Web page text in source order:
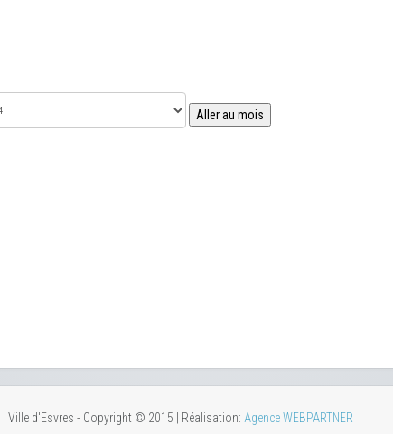
Aller au mois
Ville d'Esvres - Copyright © 2015 | Réalisation: Agence WEBPARTNER